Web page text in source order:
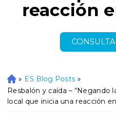
reacción
Ini
ci
o
» ES Blog Posts »
Resbalón y caída – “Negando
local que inicia una reacción